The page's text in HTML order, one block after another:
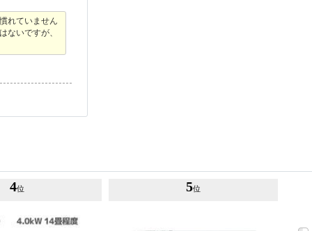
れていません
ないですが、
4位 5位